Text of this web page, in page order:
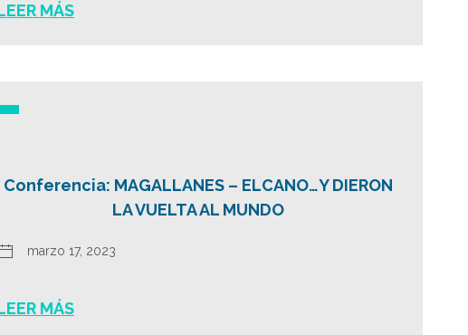
MÁS
Conferencia: MAGALLANES – ELCANO…Y DIERON
LA VUELTA AL MUNDO
marzo 17, 2023
MÁS